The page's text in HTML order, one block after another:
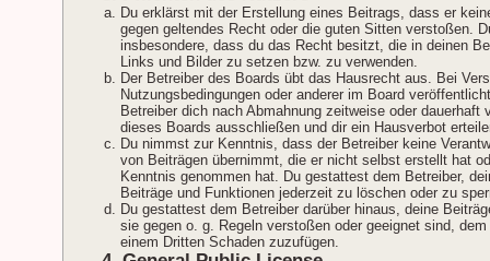
Du erklärst mit der Erstellung eines Beitrags, dass er
gegen geltendes Recht oder die guten Sitten verstoßen.
insbesondere, dass du das Recht besitzt, die in deinen
Links und Bilder zu setzen bzw. zu verwenden.
Der Betreiber des Boards übt das Hausrecht aus. Bei
Nutzungsbedingungen oder anderer im Board
Betreiber dich nach Abmahnung zeitweise oder dauerhaft
dieses Boards ausschließen und dir ein Hausverbot
Du nimmst zur Kenntnis, dass der Betreiber keine
von Beiträgen übernimmt, die er nicht selbst erstellt hat
Kenntnis genommen hat. Du gestattest dem Betreiber,
Beiträge und Funktionen jederzeit zu löschen oder zu
Du gestattest dem Betreiber darüber hinaus, deine
sie gegen o. g. Regeln verstoßen oder geeignet sind, dem
einem Dritten Schaden zuzufügen.